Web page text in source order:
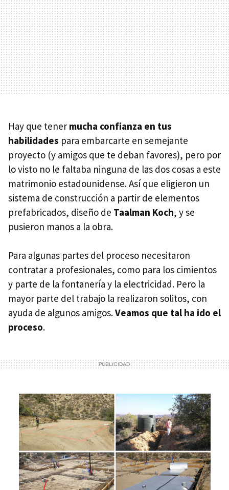
Hay que tener mucha confianza en tus
habilidades para embarcarte en semejante
proyecto (y amigos que te deban favores), pero por
lo visto no le faltaba ninguna de las dos cosas a este
matrimonio estadounidense. Así que eligieron un
sistema de construcción a partir de elementos
prefabricados, diseño de Taalman Koch, y se
pusieron manos a la obra.
Para algunas partes del proceso necesitaron
contratar a profesionales, como para los cimientos
y parte de la fontanería y la electricidad. Pero la
mayor parte del trabajo la realizaron solitos, con
ayuda de algunos amigos.Veamos que tal ha ido el
proceso.